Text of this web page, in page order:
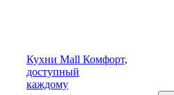
Кухни Mall Комфорт,
доступный
каждому